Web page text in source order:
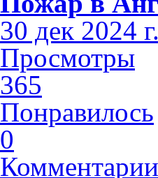
30 дек 2024 г.
Просмотры
365
Понравилось
0
Комментарии